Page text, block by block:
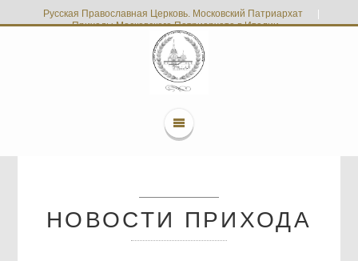
Русская Православная Церковь. Московский Патриархат
Приходы Московского Патриархата в Италии
НОВОСТИ ПРИХОДА